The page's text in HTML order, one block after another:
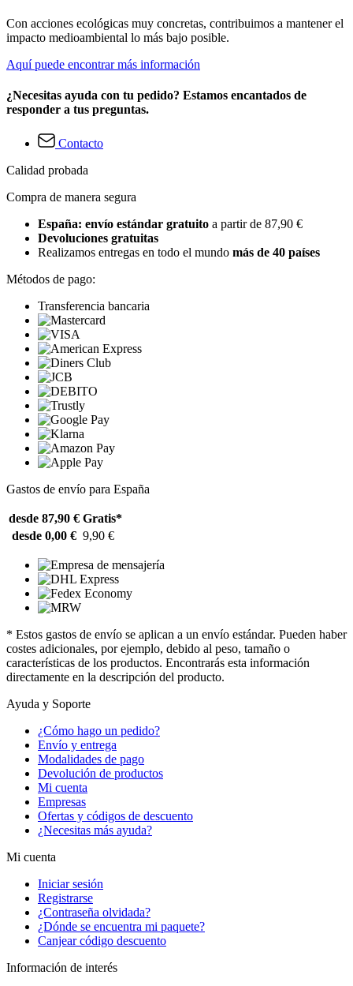
Con acciones ecológicas muy concretas, contribuimos a mantener el
impacto medioambiental lo más bajo posible.
Aquí puede encontrar más información
¿Necesitas ayuda con tu pedido? Estamos encantados de
responder a tus preguntas.
Contacto
Calidad probada
Compra de manera segura
España: envío estándar gratuito a partir de 87,90 €
Devoluciones gratuitas
Realizamos entregas en todo el mundo más de 40 países
Métodos de pago:
Transferencia bancaria
Gastos de envío para España
desde 87,90 € Gratis*
desde 0,00 € 9,90 €
* Estos gastos de envío se aplican a un envío estándar. Pueden haber
costes adicionales, por ejemplo, debido al peso, tamaño o
características de los productos. Encontrarás esta información
directamente en la descripción del producto.
Ayuda y Soporte
¿Cómo hago un pedido?
Envío y entrega
Modalidades de pago
Devolución de productos
Mi cuenta
Empresas
Ofertas y códigos de descuento
¿Necesitas más ayuda?
Mi cuenta
Iniciar sesión
Registrarse
¿Contraseña olvidada?
¿Dónde se encuentra mi paquete?
Canjear código descuento
Información de interés